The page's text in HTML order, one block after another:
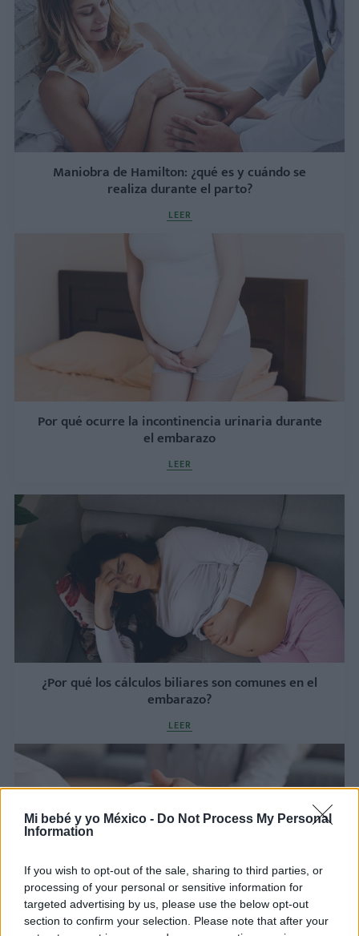
Mi bebé y yo México - Do Not Process My Personal
Information
If you wish to opt-out of the sale, sharing to third parties, or
processing of your personal or sensitive information for
targeted advertising by us, please use the below opt-out
section to confirm your selection. Please note that after your
Maniobra de Hamilton: ¿qué es y cuándo se
realiza durante el parto?
LEER
Por qué ocurre la incontinencia urinaria durante
el embarazo
LEER
¿Por qué los cálculos biliares son comunes en el
embarazo?
LEER